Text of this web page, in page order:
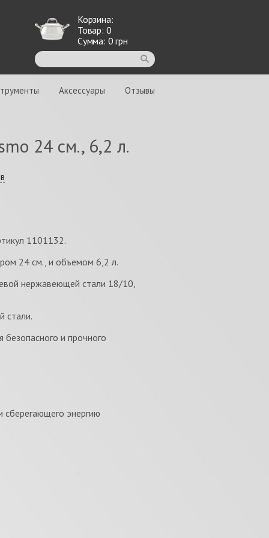
Корзина:
Товар: 0
Сумма: 0 грн
Аксессуары Отзывы
24 см., 6,2 л.
1101132.
24 см., и объемом 6,2 л.
нержавеющей стали 18/10,
стали.
и прочного
сберегающего энергию